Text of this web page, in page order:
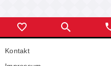
Unser Autohaus
Kontakt